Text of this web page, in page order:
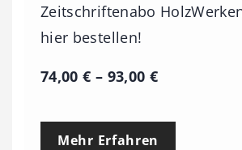
Zeitschriftenabo
hier bestellen!
74,00€ – 93,00 €P
e
Mehr Erfahren